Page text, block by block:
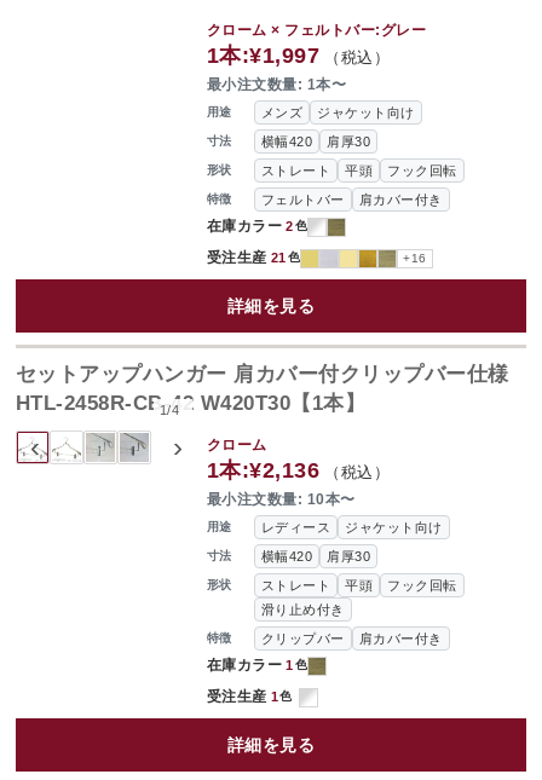
用途 メンズ ジャケット向け
寸法 横幅420 肩厚30
形状 ストレート 平頭 フック回転
特徴 フェルトバー 肩カバー付き
在庫カラー 2色
受注生産 21色 +16
クローム × フェルトバー:グレー
1本:¥1,997 （税込）
最小注文数量: 1本〜
詳細を見る
‹ ›
1/4
セットアップハンガー 肩カバー付クリップバー仕様
HTL-2458R-CB-42 W420T30【1本】
用途 レディース ジャケット向け
寸法 横幅420 肩厚30
形状 ストレート 平頭
フック回転
滑り止め付き
特徴 クリップバー 肩カバー付き
在庫カラー 1色
受注生産 1色
クローム
1本:¥2,136 （税込）
最小注文数量: 10本〜
詳細を見る